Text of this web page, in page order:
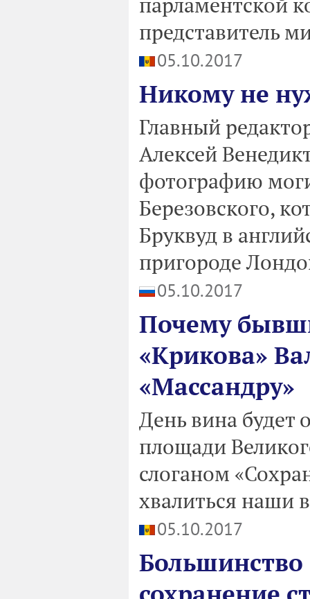
представитель
05.10.2017
Никому не
Главный
Алексей
фотографию
Березовского,
Бруквуд в
пригороде
05.10.2017
Почему
«Крикова»
«Массандру»
День вина будет
площади
слоганом
хвалиться наши
05.10.2017